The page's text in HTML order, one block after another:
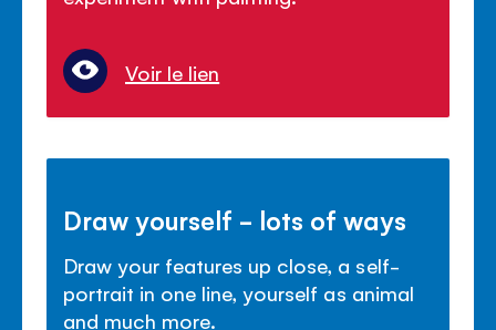
Voir le lien
Draw yourself - lots of ways
Draw your features up close, a self-
portrait in one line, yourself as animal
and much more.